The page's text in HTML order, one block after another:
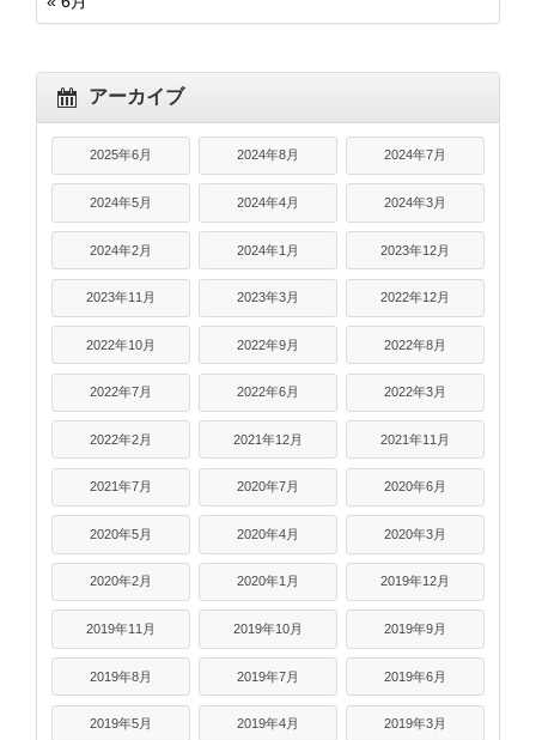
アーカイブ
2025年6月 2024年8月 2024年7月
2024年5月 2024年4月 2024年3月
2024年2月 2024年1月 2023年12月
2023年11月 2023年3月 2022年12月
2022年10月 2022年9月 2022年8月
2022年7月 2022年6月 2022年3月
2022年2月 2021年12月 2021年11月
2021年7月 2020年7月 2020年6月
2020年5月 2020年4月 2020年3月
2020年2月 2020年1月 2019年12月
2019年11月 2019年10月 2019年9月
2019年8月 2019年7月 2019年6月
2019年5月 2019年4月 2019年3月